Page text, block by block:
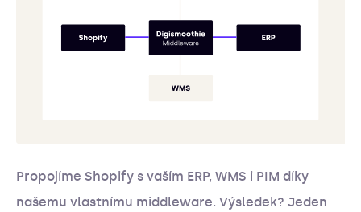
Propojíme Shopify s vaším ERP, WMS i PIM díky
našemu vlastnímu middleware. Výsledek? Jeden